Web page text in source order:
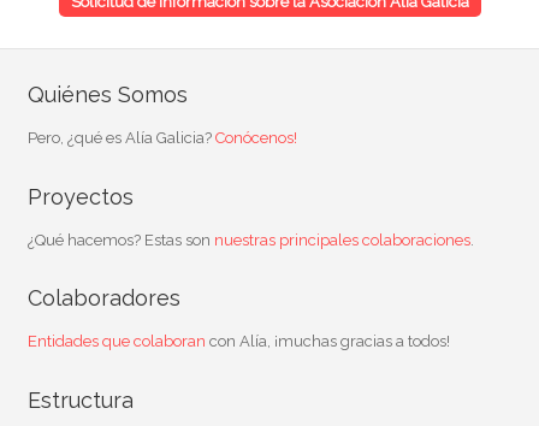
Quiénes Somos
Pero, ¿qué es Alía Galicia?Conócenos!
Proyectos
¿Qué hacemos? Estas son nuestras principales colaboraciones
Colaboradores
Entidades que colaboran con Alía, ¡muchas gracias a todos!
Estructura